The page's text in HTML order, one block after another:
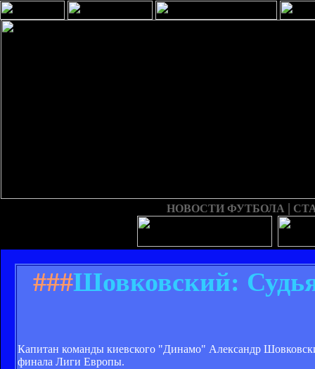
НОВОСТИ ФУТБОЛА |
###Шовковский:
Капитан команды киевского "Динамо" Александр
финала Лиги Европы.